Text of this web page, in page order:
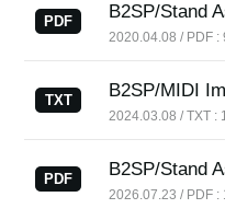
PDF B2SP/Stand
2020.04.08 / PDF :
TXT B2SP/MIDI
2024.03.08 / TXT :
PDF B2SP/Stand
2026.07.23 / PDF :